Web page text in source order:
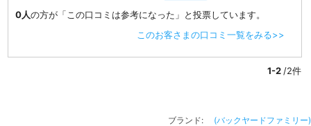
0人の方が「この口コミは参考になった」と投票しています。
このお客さまの口コミ一覧をみる>>
1-2 /2件
ブランド: (バックヤードファミリー)